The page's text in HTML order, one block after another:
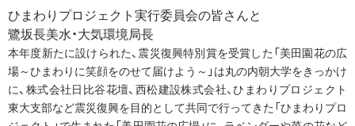
ひまわりプロジェクト実行委員会の皆さんと
鷺坂長美水・大気環境局長
本年度新たに設けられた、震災復興特別賞を受賞した「美田園花の広
場～ひまわりに笑顔をのせて届けよう～」は丸の内朝大学をきっかけ
に、株式会社日比谷花壇、西松建設株式会社、ひまわりプロジェクト
東大支部など震災復興を目的として共同で行ってきた「ひまわりプロ